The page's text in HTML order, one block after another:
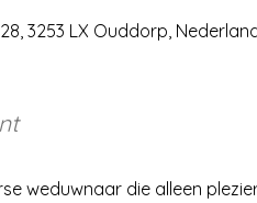
3253 LX Ouddorp,
weduwnaar die alleen